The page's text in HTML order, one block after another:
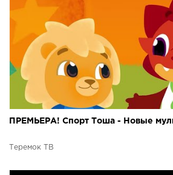
ПРЕМЬЕРА! Спорт Тоша - Новые
Теремок ТВ